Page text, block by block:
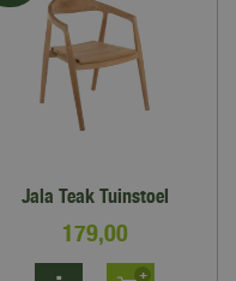
Jala Teak Tuinstoel
179,00